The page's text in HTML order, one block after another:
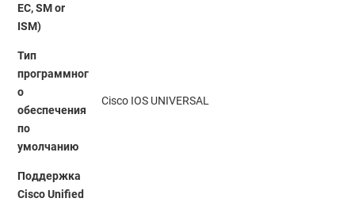
EC, SM or
ISM)
Тип
программног
о
обеспечения
по
умолчанию
Cisco IOS UNIVERSAL
Поддержка
Cisco Unified